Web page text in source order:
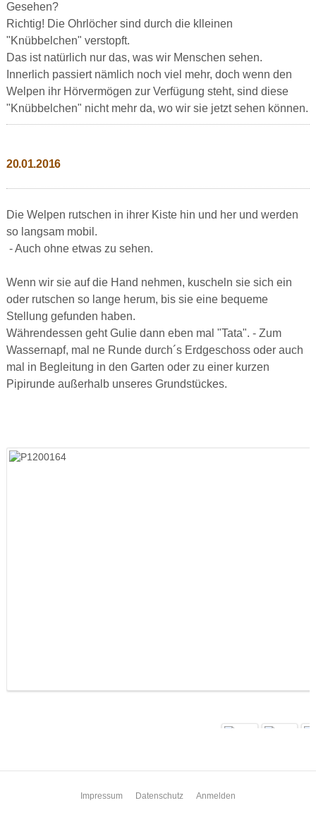
Gesehen?
Richtig! Die Ohrlöcher sind durch die klleinen
"Knübbelchen" verstopft.
Das ist natürlich nur das, was wir Menschen sehen.
Innerlich passiert nämlich noch viel mehr, doch wenn den
Welpen ihr Hörvermögen zur Verfügung steht, sind diese
"Knübbelchen" nicht mehr da, wo wir sie jetzt sehen können.
20.01.2016
Die Welpen rutschen in ihrer Kiste hin und her und werden
so langsam mobil.
- Auch ohne etwas zu sehen.
Wenn wir sie auf die Hand nehmen, kuscheln sie sich ein
oder rutschen so lange herum, bis sie eine bequeme
Stellung gefunden haben.
Währendessen geht Gulie dann eben mal "Tata". - Zum
Wassernapf, mal ne Runde durch´s Erdgeschoss oder auch
mal in Begleitung in den Garten oder zu einer kurzen
Pipirunde außerhalb unseres Grundstückes.
Impressum Datenschutz Anmelden